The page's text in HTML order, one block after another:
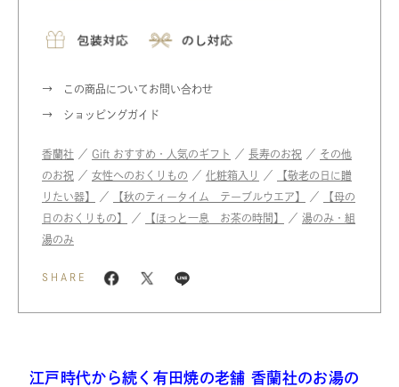
この商品についてお問い合わせ
ショッピングガイド
香蘭社 ／ Gift おすすめ・人気のギフト ／ 長寿のお祝 ／ その他
のお祝 ／ 女性へのおくりもの ／ 化粧箱入り ／
【敬老の日に贈
りたい器】
／ 【秋のティータイム テーブルウエア】 ／
【母の
日のおくりもの】
／ 【ほっと一息 お茶の時間】 ／ 湯のみ・組
湯のみ
SHARE
江戸時代から続く有田焼の老舗 香蘭社のお湯の